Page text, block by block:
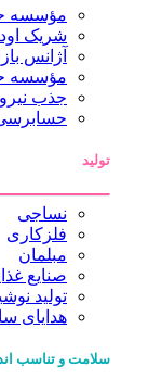
مؤسسه
شریک
آژانس
مؤسسه
جذب نیرو
تولید
نساجی
فلزکاری
مبلمان
صنایع
تولید
هدایای
سلامت و تناسب